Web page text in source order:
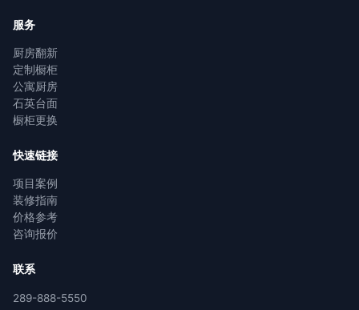
服务
厨房翻新
定制橱柜
公寓厨房
石英台面
橱柜更换
快速链接
项目案例
装修指南
价格参考
咨询报价
联系
289-888-5550